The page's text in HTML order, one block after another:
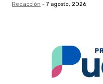
Redacción - 7 agosto, 2026